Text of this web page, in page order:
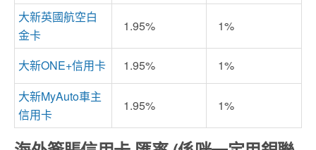
大新英國航空白
金卡
1.95% 1%
大新ONE+信用卡 1.95%
1%
大新MyAuto車主
信用卡
1.95% 1%